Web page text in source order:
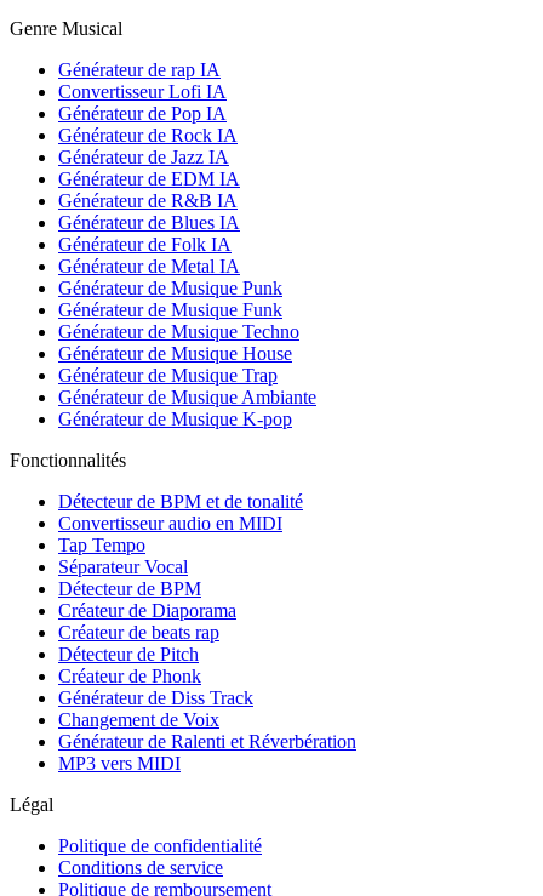
Genre Musical
Générateur de rap IA
Convertisseur Lofi IA
Générateur de Pop IA
Générateur de Rock IA
Générateur de Jazz IA
Générateur de EDM IA
Générateur de R&B IA
Générateur de Blues IA
Générateur de Folk IA
Générateur de Metal IA
Générateur de Musique Punk
Générateur de Musique Funk
Générateur de Musique Techno
Générateur de Musique House
Générateur de Musique Trap
Générateur de Musique Ambiante
Générateur de Musique K-pop
Fonctionnalités
Détecteur de BPM et de tonalité
Convertisseur audio en MIDI
Tap Tempo
Séparateur Vocal
Détecteur de BPM
Créateur de Diaporama
Créateur de beats rap
Détecteur de Pitch
Créateur de Phonk
Générateur de Diss Track
Changement de Voix
Générateur de Ralenti et Réverbération
MP3 vers MIDI
Légal
Politique de confidentialité
Conditions de service
Politique de remboursement